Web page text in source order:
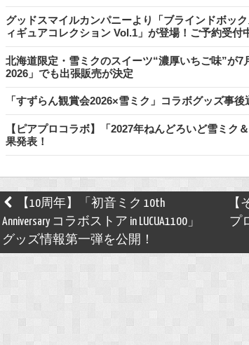
グッドスマイルカンパニーより「ブラインドボッ
ィギュアコレクション Vol.1」が登場！ご予約受付
北海道限定・雪ミクのスイーツ“濃厚いちご味”が7
2026」でも出張販売が決定
「すずらん観賞会2026×雪ミク」コラボグッズ事
【ピアプロコラボ】「2027年ねんどろいど雪ミク
果発表！
Post
navigation
【10周年】「初音ミク 10th
Anniversary コラボストア in LUCUA1100」
グッズ情報第一弾を公開！
【
プ